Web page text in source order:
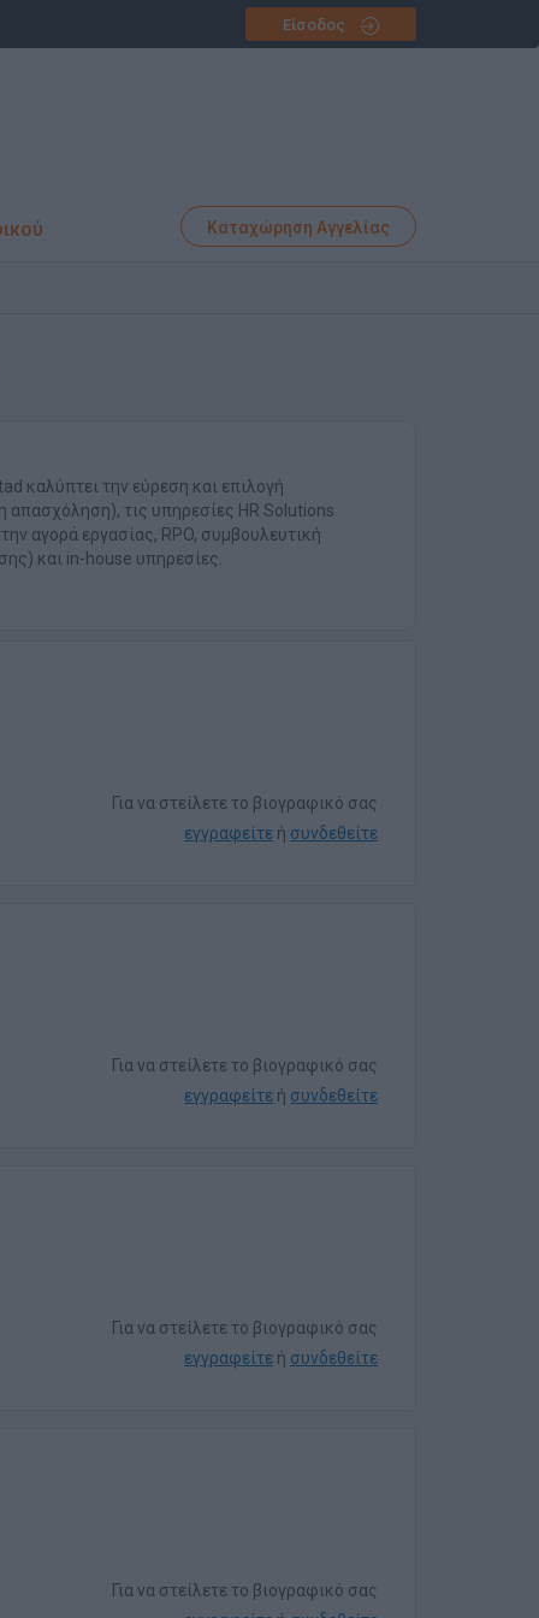
Είσοδος
Καταχώρηση Αγγελίας
καλύπτει την εύρεση και επιλογή
τις υπηρεσίες HR Solutions
αγορά εργασίας, RPO, συμβουλευτική
και in-house υπηρεσίες.
Για να στείλετε το βιογραφικό σας
εγγραφείτε ή συνδεθείτε
Για να στείλετε το βιογραφικό σας
εγγραφείτε ή συνδεθείτε
Για να στείλετε το βιογραφικό σας
εγγραφείτε ή συνδεθείτε
Για να στείλετε το βιογραφικό σας